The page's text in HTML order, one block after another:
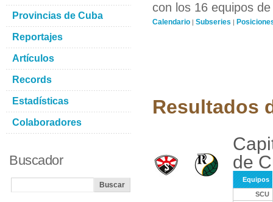
con los 16 equipos
Calendario | Subseries |
Resultados
de
Equipos
SCU
Provincias de Cuba
Reportajes
Artículos
Records
Estadísticas
Colaboradores
Buscador